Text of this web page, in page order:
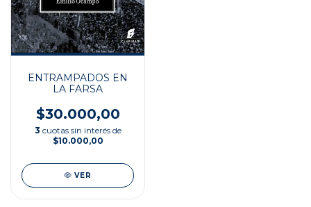
ENTRAMPADOS EN
LA FARSA
$30.000,00
3 cuotas sin interés de
$10.000,00
VER